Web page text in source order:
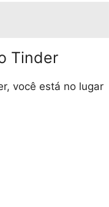
Tinder
você está no lugar